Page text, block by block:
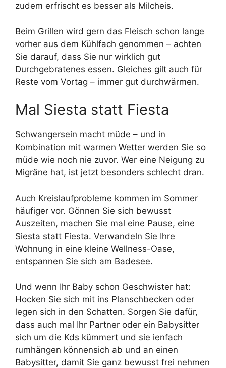
zudem erfrischt es besser als Milcheis.
Beim Grillen wird gern das Fleisch schon lange
vorher aus dem Kühlfach genommen – achten
Sie darauf, dass Sie nur wirklich gut
Durchgebratenes essen. Gleiches gilt auch für
Reste vom Vortag – immer gut durchwärmen.
Mal Siesta statt Fiesta
Schwangersein macht müde – und in
Kombination mit warmen Wetter werden Sie so
müde wie noch nie zuvor. Wer eine Neigung zu
Migräne hat, ist jetzt besonders schlecht dran.
Auch Kreislaufprobleme kommen im Sommer
häufiger vor. Gönnen Sie sich bewusst
Auszeiten, machen Sie mal eine Pause, eine
Siesta statt Fiesta. Verwandeln Sie Ihre
Wohnung in eine kleine Wellness-Oase,
entspannen Sie sich am Badesee.
Und wenn Ihr Baby schon Geschwister hat:
Hocken Sie sich mit ins Planschbecken oder
legen sich in den Schatten. Sorgen Sie dafür,
dass auch mal Ihr Partner oder ein Babysitter
sich um die Kds kümmert und sie ienfach
rumhängen könnensich ab und an einen
Babysitter, damit Sie ganz bewusst frei nehmen